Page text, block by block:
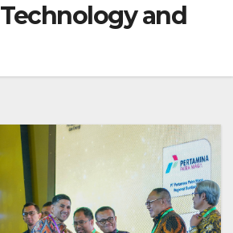
Technology and